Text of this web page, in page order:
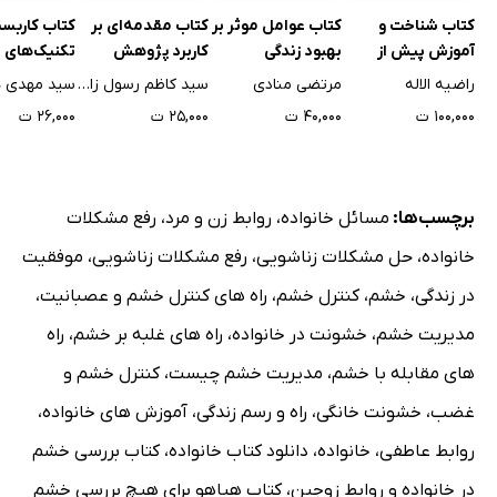
جهت گیری علمی چگونه است؟
فصل پانزدهم: کمک به زوجین برای مقابله با خشم
خشم چیست؟
رفتارهای مرتبط با خشم
فصل شانزدهم: مهارت‌هایی برای کنترل خشم و بخشش
مهارت‌های کنترل خشم
تخلیه انرژی
ایمن سازی در مقابل استرس و خشم
جرات ورزی
بیان احساسات خود
پذیرش حقوق و مسئولیت‌های خود
مذاکره و گفتگو
کتاب شناخت و
آموزش پیش از
دبستان
راضیه الاله
۱۰۰,۰۰۰ ت
کتاب عوامل موثر بر
بهبود زندگی
خانوادگی
مرتضی منادی
۴۰,۰۰۰ ت
کتاب مقدمه‌ای بر
کاربرد پژوهش
کیفی در روانشناسیسید کاظم رسول زاده طباطبایی
۲۵,۰۰۰ ت
کتاب
تکنیک‌های
و
سید مهدی
۲۶,۰۰۰ ت
برچسب‌ها: مسائل خانواده، روابط زن و مرد، رفع مشکلات
خانواده، حل مشکلات زناشویی، رفع مشکلات زناشویی، موفقیت
در زندگی، خشم،کنترل خشم، راه های کنترل خشم و عصبانیت،
مدیریت خشم، خشونت در خانواده، راه های غلبه بر خشم، راه
های مقابله با خشم، مدیریت خشم چیست،کنترل خشم و
غضب، خشونت خانگی، راه و رسم زندگی، آموزش های خانواده،
روابط عاطفی، خانواده، دانلود کتاب خانواده،کتاب بررسی خشم
در خانواده و روابط زوجین،کتاب هیاهو برای هیچ بررسی خشم